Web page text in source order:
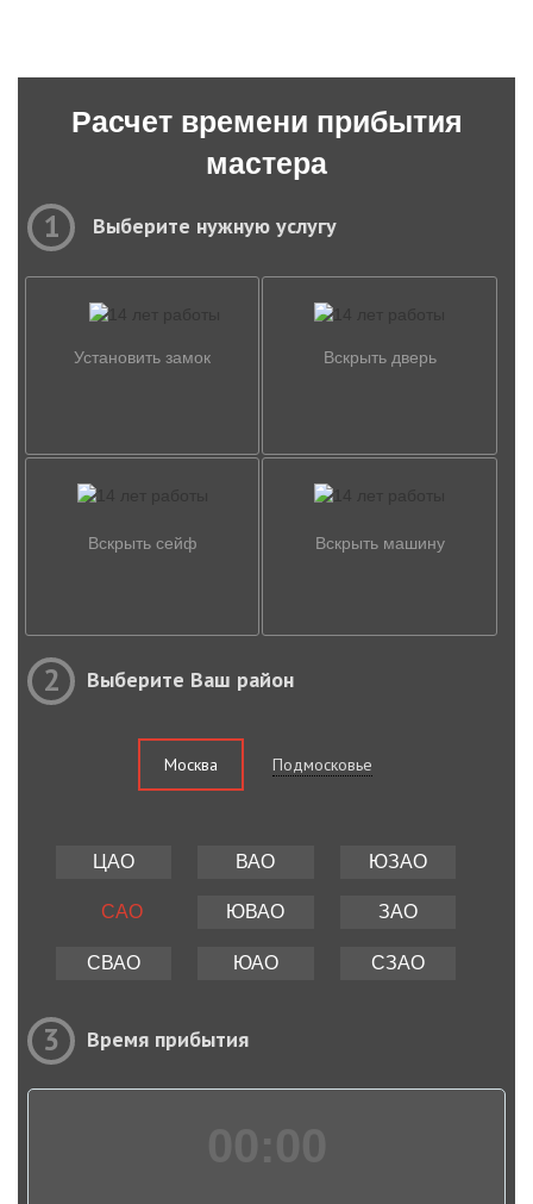
Расчет времени прибытия
мастера
1 Выберите нужную услугу
Установить замок Вскрыть дверь
Вскрыть сейф Вскрыть машину
2 Выберите Ваш район
Москва Подмосковье
ЦАО ВАО ЮЗАО
САО ЮВАО ЗАО
СВАО ЮАО СЗАО
3 Время прибытия